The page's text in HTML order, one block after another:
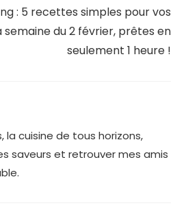
: 5 recettes simples pour vos
semaine du 2 février, prêtes en
seulement 1 heure !
la cuisine de tous horizons,
saveurs et retrouver mes amis